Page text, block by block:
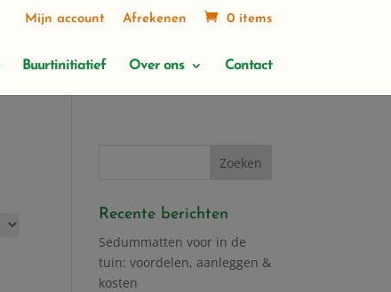
Mijn account Afrekenen 0 items
Buurtinitiatief Over ons Contact
Recente berichten
Sedummatten voor in de
tuin: voordelen, aanleggen &
kosten